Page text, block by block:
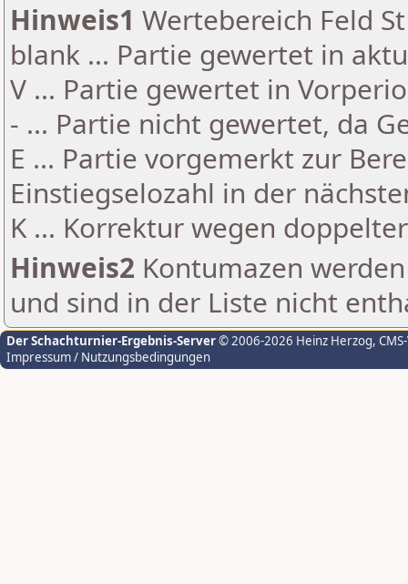
Hinweis1 Wertebereich Feld
blank ... Partie gewertet in
V ... Partie gewertet in
- ... Partie nicht gewertet, da
E ... Partie vorgemerkt zur
Einstiegselozahl in der
K ... Korrektur wegen
Hinweis2 Kontumazen
und sind in der Liste nicht
Der Schachturnier-Ergebnis-Server© 2006-2026 Heinz Herzog,
Impressum / Nutzungsbedingungen